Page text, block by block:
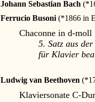
Johann Sebastian Bach
Ferrucio Busoni (*1866 in
Chaconne in d-
5. Satz aus
für Klavier
Ludwig van Beethoven
Klaviersonate C-